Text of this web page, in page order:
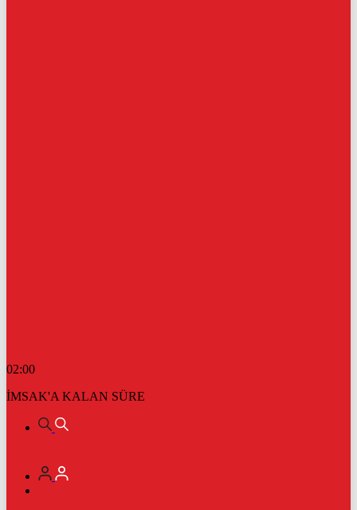
02:00
İMSAK'A KALAN SÜRE